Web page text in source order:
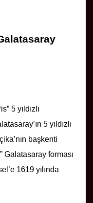
5 yıldızlı
5 yıldızlı
başkenti
Galatasaray forması
1619 yılında